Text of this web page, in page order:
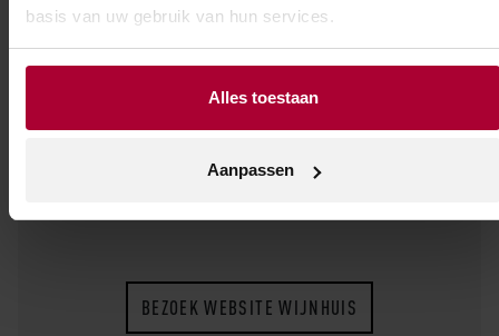
basis van uw gebruik van hun services.
Alles toestaan
Aanpassen
Montalcino Sugarille – naar één van de de
gelijknamige wijngaarden op het landgoed Santa
Restituta – het licht.
BEZOEK WEBSITE WIJNHUIS